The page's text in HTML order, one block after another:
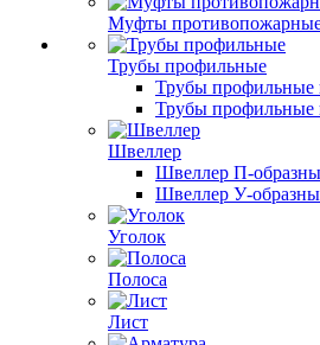
Муфты
Трубы профильные
Трубы профильные
Трубы профильные
Швеллер
Швеллер П-
Швеллер У-
Уголок
Полоса
Лист